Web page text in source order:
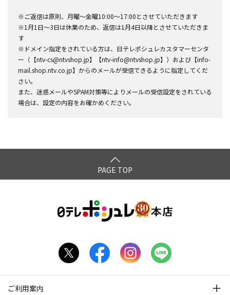
※ご返信は原則、月曜～金曜10:00～17:00とさせていただきます
※1月1日～3日は休業のため、返信は1月4日以降とさせていただきま
す
※ドメイン指定をされている方は、日テレポシュレカスタマーセンタ
ー（【ntv-cs@ntvshop.jp】【ntv-info@ntvshop.jp】）および【info-
mail.shop.ntv.co.jp】からのメールが受信できるように指定してくだ
さい。
また、迷惑メールやSPAM対策等によりメールの受信設定をされている
場合は、設定の内容をお確かめください。
PAGE TOP
ご利用案内